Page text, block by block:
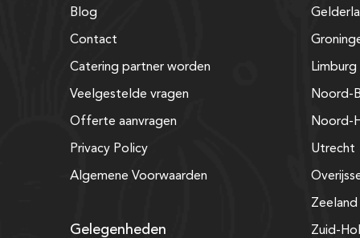
Blog
Contact
Catering partner worden
Veelgestelde vragen
Offerte aanvragen
Privacy Policy
Algemene Voorwaarden
Gelegenheden
Limburg
Noord-
Noord-
Utrecht
Zeeland
Zuid-